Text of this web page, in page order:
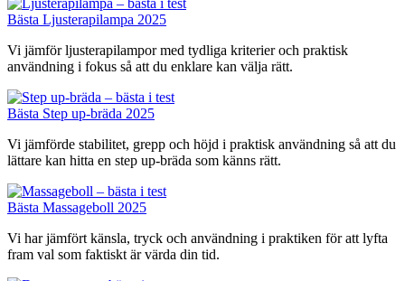
Bästa Ljusterapilampa 2025
Vi jämför ljusterapilampor med tydliga kriterier och praktisk
användning i fokus så att du enklare kan välja rätt.
Bästa Step up-bräda 2025
Vi jämförde stabilitet, grepp och höjd i praktisk användning så att du
lättare kan hitta en step up-bräda som känns rätt.
Bästa Massageboll 2025
Vi har jämfört känsla, tryck och användning i praktiken för att lyfta
fram val som faktiskt är värda din tid.